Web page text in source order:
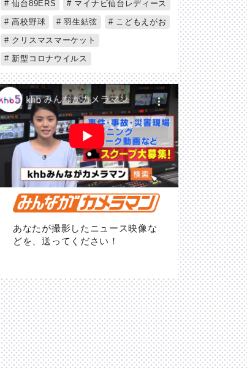
仙台89ERS
マイナビ仙台レディース
高校野球
羽生結弦
こどもえがお
クリスマスマーケット
新型コロナウイルス
あなたが撮影したニュース映像な
どを、送ってください！